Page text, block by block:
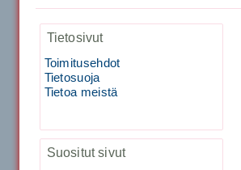
Tietosivut
Toimitusehdot
Tietosuoja
Tietoa meistä
Suositut sivut